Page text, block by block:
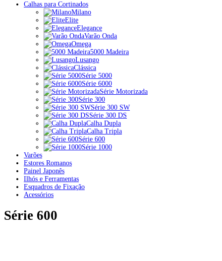
Calhas para Cortinados
Milano
Elite
Elegance
Varão Onda
Omega
5000 Madeira
Lusango
Clássica
Série 5000
Série 6000
Série Motorizada
Série 300
Série 300 SW
Série 300 DS
Calha Dupla
Calha Tripla
Série 600
Série 1000
Varões
Estores Romanos
Painel Japonês
Ilhós e Ferramentas
Esquadros de Fixação
Acessórios
Série 600